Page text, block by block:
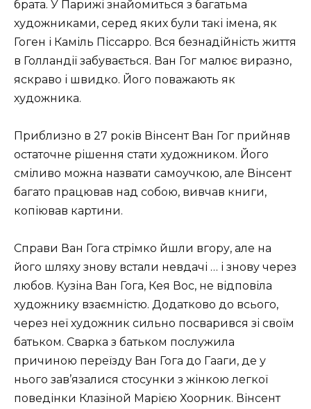
брата. У Парижі знайомиться з багатьма
художниками, серед яких були такі імена, як
Гоген і Каміль Піссарро. Вся безнадійність життя
в Голландії забувається. Ван Гог малює виразно,
яскраво і швидко. Його поважають як
художника.
Приблизно в 27 років Вінсент Ван Гог прийняв
остаточне рішення стати художником. Його
сміливо можна назвати самоучкою, але Вінсент
багато працював над собою, вивчав книги,
копіював картини.
Справи Ван Гога стрімко йшли вгору, але на
його шляху знову встали невдачі … і знову через
любов. Кузіна Ван Гога, Кея Вос, не відповіла
художнику взаємністю. Додатково до всього,
через неї художник сильно посварився зі своїм
батьком. Сварка з батьком послужила
причиною переїзду Ван Гога до Гааги, де у
нього зав’язалися стосунки з жінкою легкої
поведінки Клазіной Марією Хоорник. Вінсент